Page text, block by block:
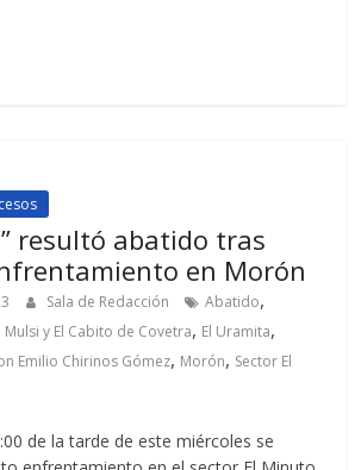
resultó abatido tras
en Morón
Sala de Redacción Abatido,
Mulsi y El Cabito de Covetra, El Uramita,
Emilio Chirinos Gómez, Morón, Sector El
de la tarde de este miércoles se